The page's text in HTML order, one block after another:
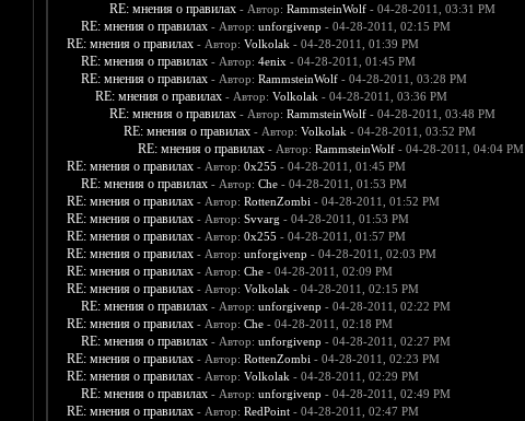
RE: мнения о правилах - Автор: RammsteinWolf- 04-28-2011, 03:31 PM
RE: мнения о правилах - Автор: unforgivenp - 04-28-2011, 02:15 PM
RE: мнения о правилах - Автор: Volkolak - 04-28-2011, 01:39 PM
RE: мнения о правилах - Автор: 4enix - 04-28-2011, 01:45 PM
RE: мнения о правилах - Автор: RammsteinWolf- 04-28-2011, 03:28 PM
RE: мнения о правилах - Автор: Volkolak - 04-28-2011, 03:36 PM
RE: мнения о правилах - Автор: RammsteinWolf- 04-28-2011, 03:48 PM
RE: мнения о правилах - Автор: Volkolak - 04-28-2011, 03:52 PM
RE: мнения о правилах - Автор: RammsteinWolf- 04-28-2011, 04:04 PM
RE: мнения о правилах - Автор: 0х255 - 04-28-2011, 01:45 PM
RE: мнения о правилах - Автор: Che- 04-28-2011, 01:53 PM
RE: мнения о правилах - Автор: RottenZombi - 04-28-2011, 01:52 PM
RE: мнения о правилах - Автор: Svvarg - 04-28-2011, 01:53 PM
RE: мнения о правилах - Автор: 0х255 - 04-28-2011, 01:57 PM
RE: мнения о правилах - Автор: unforgivenp - 04-28-2011, 02:03 PM
RE: мнения о правилах - Автор: Che- 04-28-2011, 02:09 PM
RE: мнения о правилах - Автор: Volkolak - 04-28-2011, 02:15 PM
RE: мнения о правилах - Автор: unforgivenp - 04-28-2011, 02:22 PM
RE: мнения о правилах - Автор: Che- 04-28-2011, 02:18 PM
RE: мнения о правилах - Автор: unforgivenp - 04-28-2011, 02:27 PM
RE: мнения о правилах - Автор: RottenZombi - 04-28-2011, 02:23 PM
RE: мнения о правилах - Автор: Volkolak - 04-28-2011, 02:29 PM
RE: мнения о правилах - Автор: unforgivenp - 04-28-2011, 02:49 PM
RE: мнения о правилах - Автор: RedPoint- 04-28-2011, 02:47 PM